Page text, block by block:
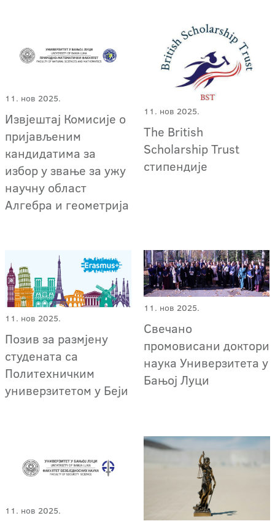
11. нов 2025.
Извјештај Комисије о
пријављеним
кандидатима за
избор у звање за ужу
научну област
Алгебра и геометрија
11. нов 2025.
The British
Scholarship Trust
стипендије
11. нов 2025.
Позив за размјену
студената са
Политехничким
универзитетом у Беји
11. нов 2025.
Свечано
промовисани доктори
наука Универзитета у
Бањој Луци
11. нов 2025.